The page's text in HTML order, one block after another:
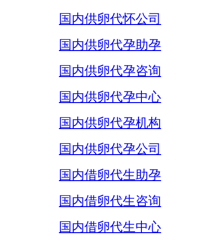
国内供卵代怀公司
国内供卵代孕助孕
国内供卵代孕咨询
国内供卵代孕中心
国内供卵代孕机构
国内供卵代孕公司
国内借卵代生助孕
国内借卵代生咨询
国内借卵代生中心